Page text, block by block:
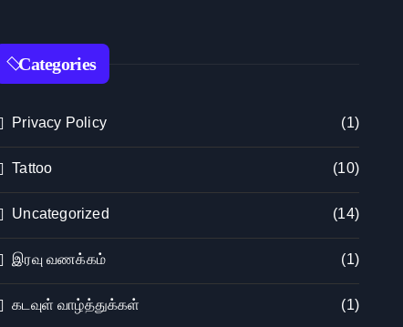
Categories
Privacy Policy (1)
Tattoo (10)
Uncategorized (14)
இரவு வணக்கம் (1)
கடவுள் வாழ்த்துக்கள் (1)